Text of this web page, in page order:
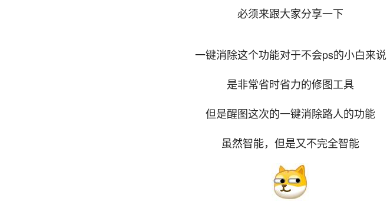
必须来跟大家分享一下
一键消除这个功能对于不会ps的小白来说
是非常省时省力的修图工具
但是醒图这次的一键消除路人的功能
虽然智能，但是又不完全智能